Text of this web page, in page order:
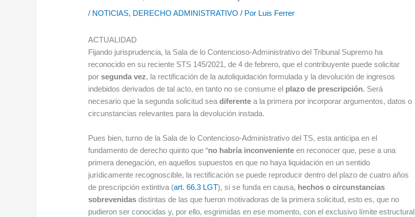
/ NOTICIAS, DERECHO ADMINISTRATIVO / Por Luis Ferrer
ACTUALIDAD
Fijando jurisprudencia, la Sala de lo Contencioso-Administrativo del Tribunal Supremo ha
reconocido en su reciente STS 145/2021, de 4 de febrero, que el contribuyente puede solicitar
porsegunda vez, la rectificación de la autoliquidación formulada y la devolución de ingresos
indebidos derivados de tal acto, en tanto no se consume el plazo de prescripción. Será
necesario que la segunda solicitud seadiferente a la primera por incorporar argumentos, datos o
circunstancias relevantes para la devolución instada.
Pues bien, turno de la Sala de lo Contencioso-Administrativo del TS, esta anticipa en el
fundamento de derecho quinto que “no habría inconveniente en reconocer que, pese a una
primera denegación, en aquellos supuestos en que no haya liquidación en un sentido
jurídicamente recognoscible, la rectificación se puede reproducir dentro del plazo de cuatro años
de prescripción extintiva (art. 66.3 LGT), si se funda en causa, hechos o circunstancias
sobrevenidas distintas de las que fueron motivadoras de la primera solicitud, esto es, que no
pudieron ser conocidas y, por ello, esgrimidas en ese momento, con el exclusivo límite estructural